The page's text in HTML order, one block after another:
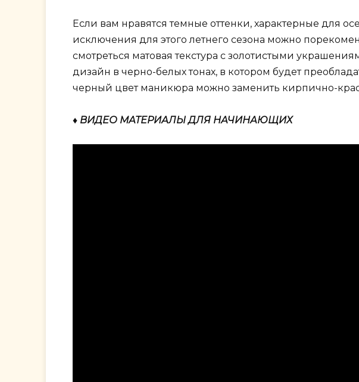
Если вам нравятся темные оттенки, характерные для
исключения для этого летнего сезона можно
смотреться матовая текстура с золотистыми
дизайн в черно-белых тонах, в котором будет
черный цвет маникюра можно заменить кирпично-
♦ ВИДЕО МАТЕРИАЛЫ ДЛЯ НАЧИНАЮЩИХ